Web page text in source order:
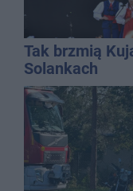
Tak brzmią
Solankach